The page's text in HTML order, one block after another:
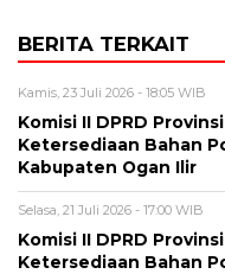
BERITA TERKAIT
Kamis, 23 Juli 2026 - 18:05 WIB
Komisi II DPRD
Ketersediaan Bahan
Kabupaten Ogan Ilir
Selasa, 21 Juli 2026 - 17:00 WIB
Komisi II DPRD
Ketersediaan Bahan